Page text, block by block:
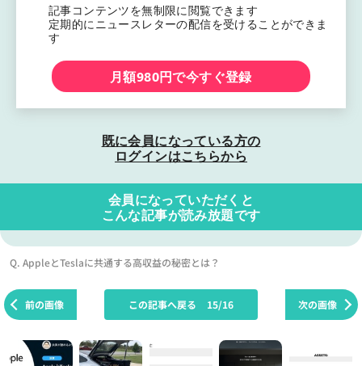
記事コンテンツを無制限に閲覧できます
定期的にニュースレターの配信を受けることができま
す
月額980円で今すぐ登録
既に会員になっている方の
ログインはこちらから
会員になっていただくと
こんな記事が読み放題です
Q. AppleとTeslaに共通する高収益の秘密とは？
前の画像 次の画像
この記事へ戻る 15/16